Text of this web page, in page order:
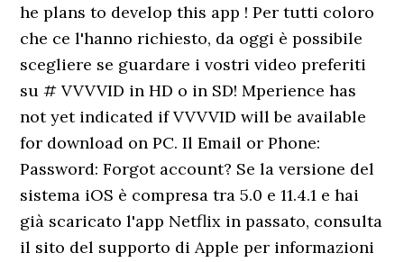
he plans to develop this app ! Per tutti coloro
che ce l'hanno richiesto, da oggi è possibile
scegliere se guardare i vostri video preferiti
su # VVVVID in HD o in SD! Mperience has
not yet indicated if VVVVID will be available
for download on PC. Il Email or Phone:
Password: Forgot account? Se la versione del
sistema iOS è compresa tra 5.0 e 11.4.1 e hai
già scaricato l'app Netflix in passato, consulta
il sito del supporto di Apple per informazioni